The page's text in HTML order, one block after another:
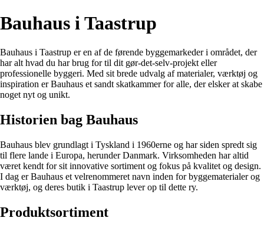
Bauhaus i Taastrup
Bauhaus i Taastrup er en af de førende byggemarkeder i området, der
har alt hvad du har brug for til dit gør-det-selv-projekt eller
professionelle byggeri. Med sit brede udvalg af materialer, værktøj og
inspiration er Bauhaus et sandt skatkammer for alle, der elsker at skabe
noget nyt og unikt.
Historien bag Bauhaus
Bauhaus blev grundlagt i Tyskland i 1960erne og har siden spredt sig
til flere lande i Europa, herunder Danmark. Virksomheden har altid
været kendt for sit innovative sortiment og fokus på kvalitet og design.
I dag er Bauhaus et velrenommeret navn inden for byggematerialer og
værktøj, og deres butik i Taastrup lever op til dette ry.
Produktsortiment